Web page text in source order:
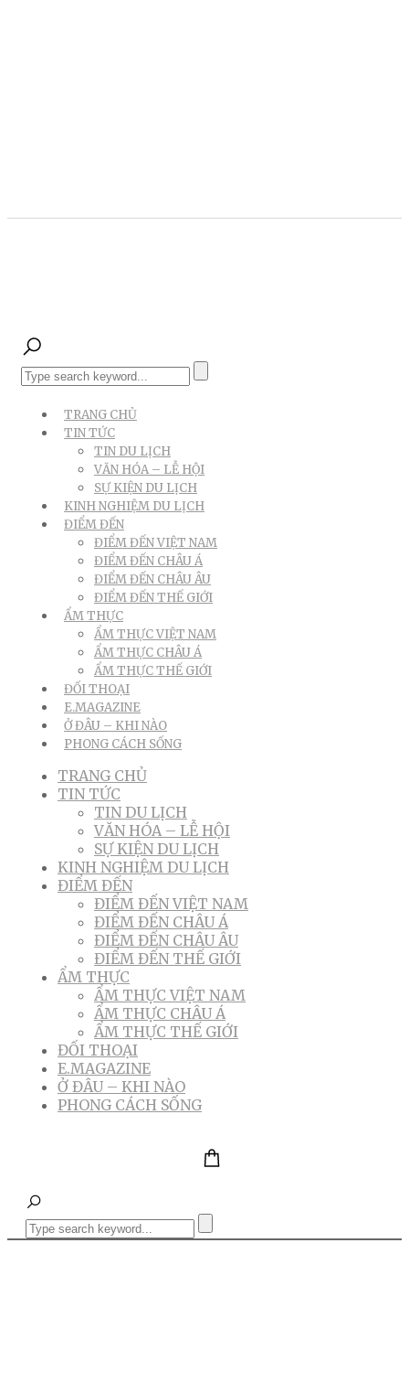
TRANG CHỦ
TIN TỨC
TIN DU LỊCH
VĂN HÓA – LỄ HỘI
SỰ KIỆN DU LỊCH
KINH NGHIỆM DU LỊCH
ĐIỂM ĐẾN
ĐIỂM ĐẾN VIỆT NAM
ĐIỂM ĐẾN CHÂU Á
ĐIỂM ĐẾN CHÂU ÂU
ĐIỂM ĐẾN THẾ GIỚI
ẨM THỰC
ẨM THỰC VIỆT NAM
ẨM THỰC CHÂU Á
ẨM THỰC THẾ GIỚI
ĐỐI THOẠI
E.MAGAZINE
Ở ĐÂU – KHI NÀO
PHONG CÁCH SỐNG
TRANG CHỦ
TIN TỨC
TIN DU LỊCH
VĂN HÓA – LỄ HỘI
SỰ KIỆN DU LỊCH
KINH NGHIỆM DU LỊCH
ĐIỂM ĐẾN
ĐIỂM ĐẾN VIỆT NAM
ĐIỂM ĐẾN CHÂU Á
ĐIỂM ĐẾN CHÂU ÂU
ĐIỂM ĐẾN THẾ GIỚI
ẨM THỰC
ẨM THỰC VIỆT NAM
ẨM THỰC CHÂU Á
ẨM THỰC THẾ GIỚI
ĐỐI THOẠI
E.MAGAZINE
Ở ĐÂU – KHI NÀO
PHONG CÁCH SỐNG